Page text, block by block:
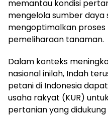
memantau kondisi
mengelola sumber daya
mengoptimalkan proses
pemeliharaan tanaman.
Dalam konteks
nasional inilah, Indah
petani di Indonesia
usaha rakyat (KUR)
pertanian yang